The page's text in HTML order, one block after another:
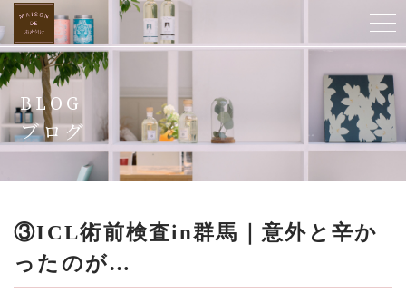
ホーム
当店について
ご提供サービス
スタッフ紹介
よくある質問
BLOG
ブログ
③ICL術前検査in群馬｜意外と辛か
ったのが…